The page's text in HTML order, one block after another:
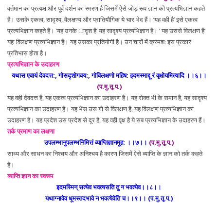
वर्तमान का प्रत्यक्ष और पूर्व दर्शन का स्मरण है जिसमें ऐसे जोड़ रूप ज्ञान को प्रत्यभिज्ञान कहते
हैं। उसके एकत्व, सादृश्य, वैलक्षण्य और प्रातियौगिक ये चार भेद हैं। ‘यह वही है’ इसे एकत्व
प्रत्यभिज्ञान कहते हैं। ‘यह उनके ादृश है’ यह सादृश्य प्रत्यभिज्ञान है। ‘ यह उससे विलक्षण है’
यह’ विलक्षण प्रत्यभिज्ञान हैं। यह उसका प्रतियोगी है। उन चारों में क्रमश: इस प्रकार
प्रतिभास होता है।
प्रत्यभिज्ञान के उदाहरण
यथास एवायं देवदत्त:, गोसदृशोगवय:, गोविलक्षणो महिष: इदमस्माद्दू रं वृक्षोयमित्यादि ।।६।।
(प.मु.तृ.प.)
यह वही देवदत्त है, यह एकत्व प्रत्यभिज्ञान का उदाहरण है। यह रोक्त भी के समान है, यह सादृश्य
प्रत्यभिज्ञान का उदाहरण है। यह भैंस उस गौ से विलक्षण है, यह विलक्षण प्रत्यभिज्ञान का
उदाहरण है। यह प्रदेश उस प्रदेश से दूर है, यह वही वृक्ष है ये सब प्रत्यभिज्ञान के उदाहरण हैं।
तर्क प्रमाण का लक्षणा
उपलम्भानुपलम्भनिमित्तं व्याप्तिज्ञानमूह: ।।७।। (प.मु.तृ.प.)
साध्य और साधन का निश्चय और अनिश्चय है कारण जिसमें ऐसे व्याप्ति के ज्ञान को तर्क कहते
हैं।
व्याप्ति ज्ञान का स्वरूप
इदमस्मिन् सत्येव भवत्यसति तु न भवत्येव।।८।।
यथाग्नावेव धूमस्तदभावे न भवत्येवेति च।।९।। (प.मु.तृ.प.)